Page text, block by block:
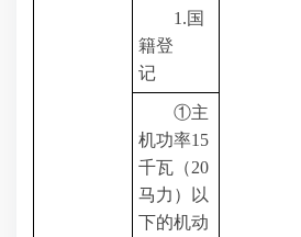
1.国
籍登
记
①主
机功率15
千瓦（20
马力）以
下的机动